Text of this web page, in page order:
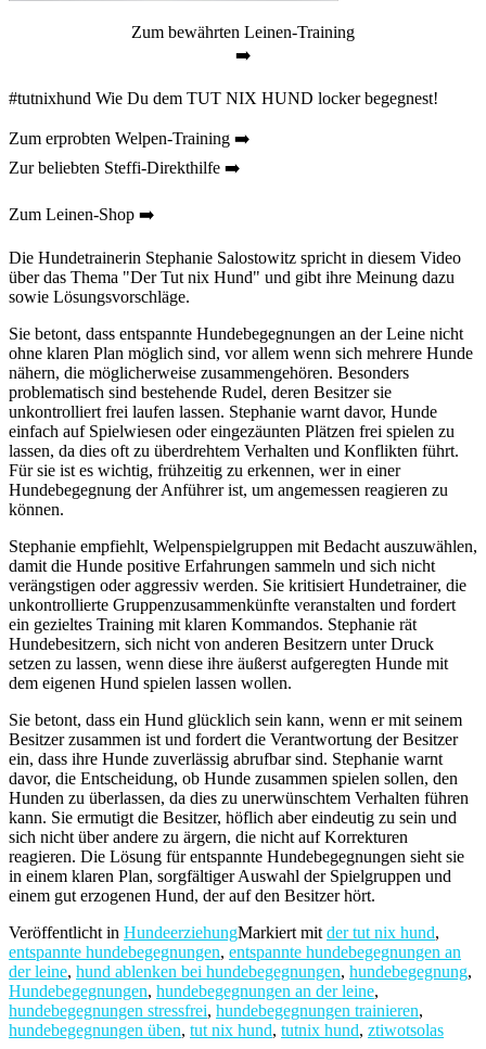
Zum bewährten Leinen-Training
➡️
#tutnixhund Wie Du dem TUT NIX HUND locker begegnest!
Zum erprobten Welpen-Training ➡️
Zur beliebten Steffi-Direkthilfe ➡️
Zum Leinen-Shop ➡️
Die Hundetrainerin Stephanie Salostowitz spricht in diesem Video
über das Thema "Der Tut nix Hund" und gibt ihre Meinung dazu
sowie Lösungsvorschläge.
Sie betont, dass entspannte Hundebegegnungen an der Leine nicht
ohne klaren Plan möglich sind, vor allem wenn sich mehrere Hunde
nähern, die möglicherweise zusammengehören. Besonders
problematisch sind bestehende Rudel, deren Besitzer sie
unkontrolliert frei laufen lassen. Stephanie warnt davor, Hunde
einfach auf Spielwiesen oder eingezäunten Plätzen frei spielen zu
lassen, da dies oft zu überdrehtem Verhalten und Konflikten führt.
Für sie ist es wichtig, frühzeitig zu erkennen, wer in einer
Hundebegegnung der Anführer ist, um angemessen reagieren zu
können.
Stephanie empfiehlt, Welpenspielgruppen mit Bedacht auszuwählen,
damit die Hunde positive Erfahrungen sammeln und sich nicht
verängstigen oder aggressiv werden. Sie kritisiert Hundetrainer, die
unkontrollierte Gruppenzusammenkünfte veranstalten und fordert
ein gezieltes Training mit klaren Kommandos. Stephanie rät
Hundebesitzern, sich nicht von anderen Besitzern unter Druck
setzen zu lassen, wenn diese ihre äußerst aufgeregten Hunde mit
dem eigenen Hund spielen lassen wollen.
Sie betont, dass ein Hund glücklich sein kann, wenn er mit seinem
Besitzer zusammen ist und fordert die Verantwortung der Besitzer
ein, dass ihre Hunde zuverlässig abrufbar sind. Stephanie warnt
davor, die Entscheidung, ob Hunde zusammen spielen sollen, den
Hunden zu überlassen, da dies zu unerwünschtem Verhalten führen
kann. Sie ermutigt die Besitzer, höflich aber eindeutig zu sein und
sich nicht über andere zu ärgern, die nicht auf Korrekturen
reagieren. Die Lösung für entspannte Hundebegegnungen sieht sie
in einem klaren Plan, sorgfältiger Auswahl der Spielgruppen und
einem gut erzogenen Hund, der auf den Besitzer hört.
Veröffentlicht in HundeerziehungMarkiert mit der tut nix hund,
entspannte hundebegegnungen, entspannte hundebegegnungen an
der leine, hund ablenken bei hundebegegnungen, hundebegegnung,
Hundebegegnungen, hundebegegnungen an der leine,
hundebegegnungen stressfrei, hundebegegnungen trainieren,
hundebegegnungen üben, tut nix hund, tutnix hund, ztiwotsolas